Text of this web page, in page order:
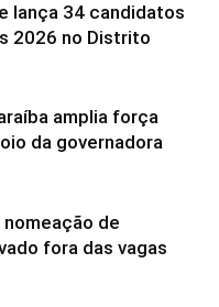
lança 34 candidatos
2026 no Distrito
amplia força
da governadora
de
fora das vagas